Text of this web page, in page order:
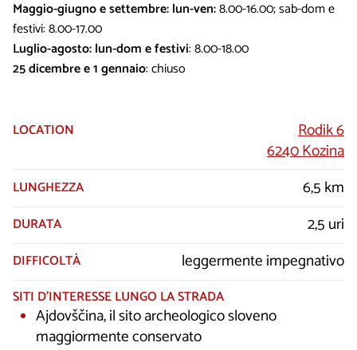
Maggio-giugno e settembre: lun-ven:8.00-16.00; sab-dom e
festivi: 8.00-17.00
Luglio-agosto: lun-dom e festivi: 8.00-18.00
25 dicembre e 1 gennaio: chiuso
LOCATION
Rodik 6
6240 Kozina
LUNGHEZZA 6,5 km
DURATA 2,5 uri
DIFFICOLTÀ leggermente impegnativo
SITI D’INTERESSE LUNGO LA STRADA
Ajdovščina, il sito archeologico sloveno
maggiormente conservato